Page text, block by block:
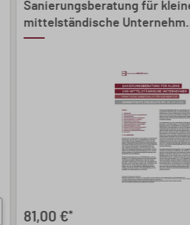
Sanierungsberatung für
mittelständische
81,00 €*